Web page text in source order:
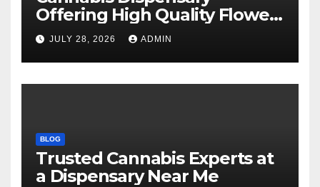
Offering High Quality Flower
Selections
JULY 28, 2026 ADMIN
BLOG
Trusted Cannabis Experts at
a Dispensary Near Me